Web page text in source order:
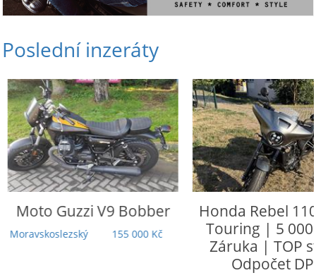
Poslední inzeráty
Moto GuzziV9 Bobber
Moravskoslezský 155 000 Kč
HondaRebel
Touring | 5
Záruka | TOP
Odpočet